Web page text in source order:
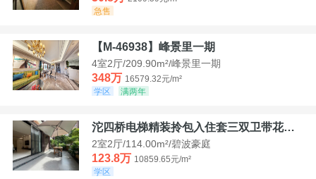
急售
【M-46938】峰景里一期
4室2厅/209.90m²/峰景里一期
348万 16579.32元/m²
学区
满两年
沱四桥电梯精装拎包入住套三双卫带花园40平米带车位
2室2厅/114.00m²/碧波豪庭
123.8万 10859.65元/m²
学区